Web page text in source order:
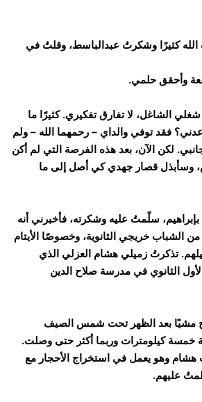
كثيرًا وشكرتُ عبدالباسط، وقلتُ في
وأحقق حلمي.
الشاغل، لا تفارق تفكيري. كثيرًا ما
فقد توفي والداي – رحمهما الله – ولم
لكن الآن، بعد هذه الفرصة التي لم أكن
وسأبذل قصار جهدي كي أصل إلى ما
بإبراهيم، سلّمتُ عليه وشكرته، فأخبرني أنه
الشباب خريجي الثانوية، وخصوصًا الأيتام
تذكرتُ زميلي هشام العزلي الذي
الثانوي في مدرسة صلاح الدين
مشيًا بعد الظهر تحت شمس الصيف
خمسة كيلومترات وربما أكثر حتى وصلت.
هشام وهو يعمل في استخراج الأحجار مع
عليهم.